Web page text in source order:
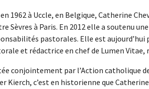
1962 à Uccle, en Belgique, Catherine
Sèvres à Paris. En 2012 elle a soutenu
pastorales. Elle est
et rédactrice en chef de Lumen
conjointement par l’Action catholique
Kierch, c’est en historienne que